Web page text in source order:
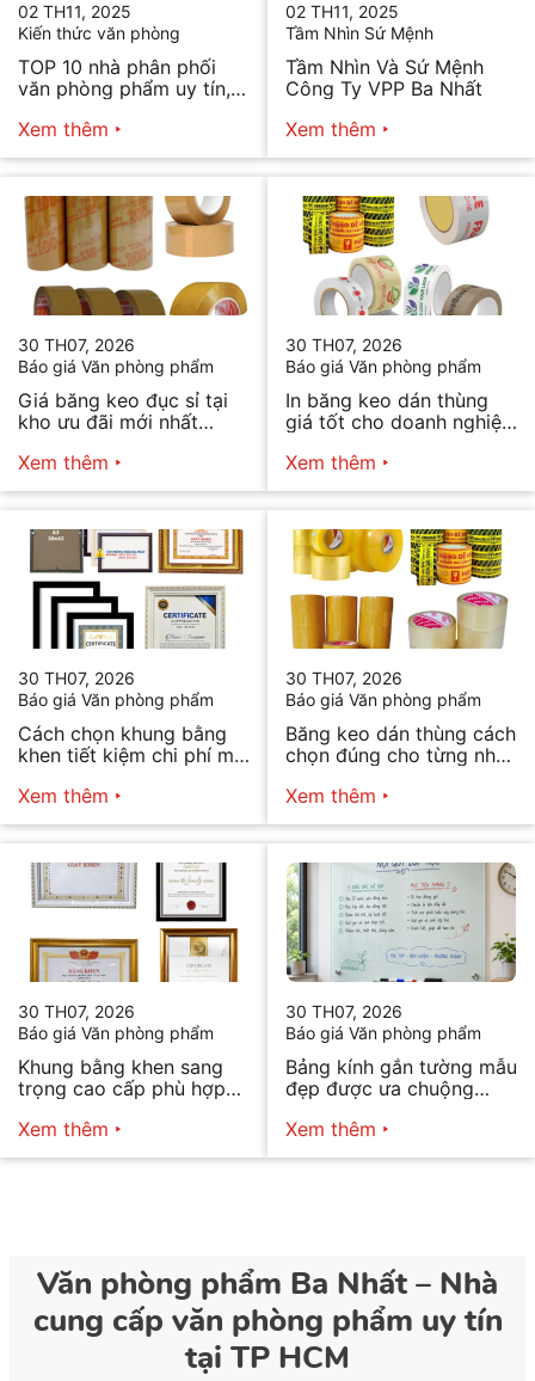
02 TH11, 2025
Kiến thức văn phòng
TOP 10 nhà phân phối
văn phòng phẩm uy tín,
Xem thêm
02 TH11, 2025
Tầm Nhìn Sứ Mệnh
Tầm Nhìn Và Sứ Mệnh
Công Ty VPP Ba Nhất
Xem thêm
30 TH07, 2026
Báo giá Văn phòng phẩm
Giá băng keo đục sỉ tại
kho ưu đãi mới nhất
Xem thêm
30 TH07, 2026
Báo giá Văn phòng phẩm
In băng keo dán thùng
giá tốt cho doanh nghiệp
Xem thêm
30 TH07, 2026
Báo giá Văn phòng phẩm
Cách chọn khung bằng
khen tiết kiệm chi phí mà
Xem thêm
30 TH07, 2026
Báo giá Văn phòng phẩm
Băng keo dán thùng cách
chọn đúng cho từng nhu
Xem thêm
30 TH07, 2026
Báo giá Văn phòng phẩm
Khung bằng khen sang
trọng cao cấp phù hợp
Xem thêm
30 TH07, 2026
Báo giá Văn phòng phẩm
Bảng kính gắn tường mẫu
đẹp được ưa chuộng
Xem thêm
Văn phòng phẩm Ba Nhất – Nhà
cung cấp văn phòng phẩm uy tín
tại TP HCM